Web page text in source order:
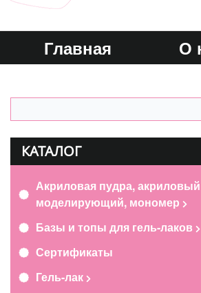
Главная О
КАТАЛОГ
Акриловая пудра, акриловый
моделирующий, мономер
Базы и топы для гель-лаков
Сертификаты
Гель-лак